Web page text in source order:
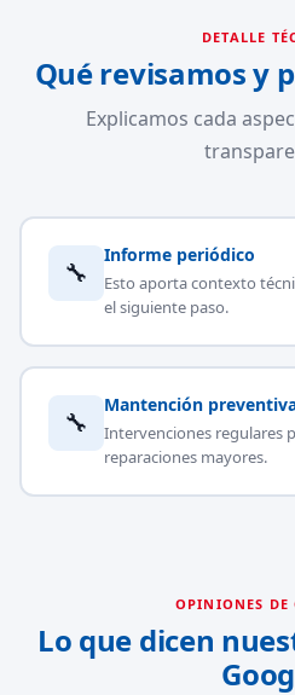
DETALLE
Qué revisamos y
Explicamos cada
🔧
Informe periódico
Esto aporta contexto
el siguiente paso.
🔧
Mantención
Intervenciones regulares
reparaciones mayores.
OPINIONES DE
Lo que dicen